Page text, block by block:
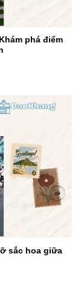
phá điểm
sắc hoa giữa